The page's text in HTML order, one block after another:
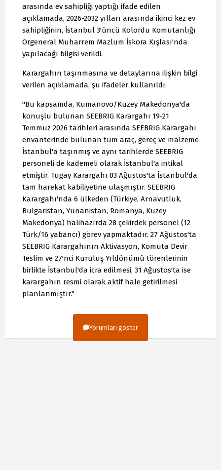
arasında ev sahipliği yaptığı ifade edilen
açıklamada, 2026-2032 yılları arasında ikinci kez ev
sahipliğinin, İstanbul 3'üncü Kolordu Komutanlığı
Orgeneral Muharrem Mazlum İskora Kışlası'nda
yapılacağı bilgisi verildi.
Karargahın taşınmasına ve detaylarına ilişkin bilgi
verilen açıklamada, şu ifadeler kullanıldı:
"Bu kapsamda, Kumanovo/Kuzey Makedonya'da
konuşlu bulunan SEEBRIG Karargahı 19-21
Temmuz 2026 tarihleri arasında SEEBRIG Karargahı
envanterinde bulunan tüm araç, gereç ve malzeme
İstanbul'a taşınmış ve aynı tarihlerde SEEBRIG
personeli de kademeli olarak İstanbul'a intikal
etmiştir. Tugay Karargahı 03 Ağustos'ta İstanbul'da
tam harekat kabiliyetine ulaşmıştır. SEEBRIG
Karargahı'nda 6 ülkeden (Türkiye, Arnavutluk,
Bulgaristan, Yunanistan, Romanya, Kuzey
Makedonya) halihazırda 28 çekirdek personel (12
Türk/16 yabancı) görev yapmaktadır. 27 Ağustos'ta
SEEBRIG Karargahının Aktivasyon, Komuta Devir
Teslim ve 27'nci Kuruluş Yıldönümü törenlerinin
birlikte İstanbul'da icra edilmesi, 31 Ağustos'ta ise
karargahın resmi olarak aktif hale getirilmesi
planlanmıştır."
Yorumları göster